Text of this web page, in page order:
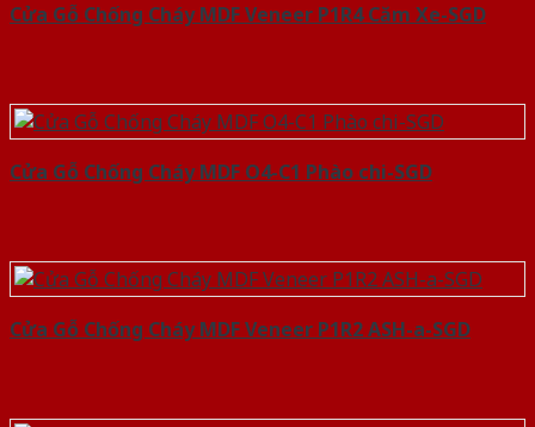
Cửa Gỗ Chống Cháy MDF Veneer P1R4 Căm Xe-SGD
Cửa Gỗ Chống Cháy MDF O4-C1 Phào chi-SGD
Cửa Gỗ Chống Cháy MDF Veneer P1R2 ASH-a-SGD